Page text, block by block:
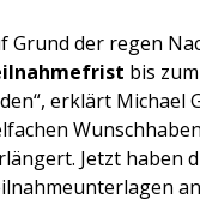
Grund der regen
bis zum
erklärt Michael
Jetzt haben